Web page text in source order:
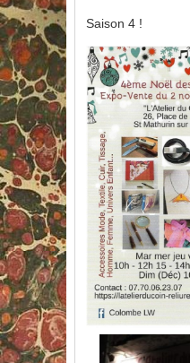
Saison 4 !